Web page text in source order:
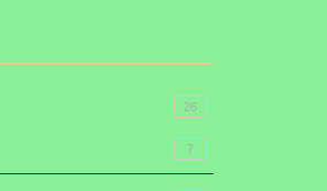
26
7